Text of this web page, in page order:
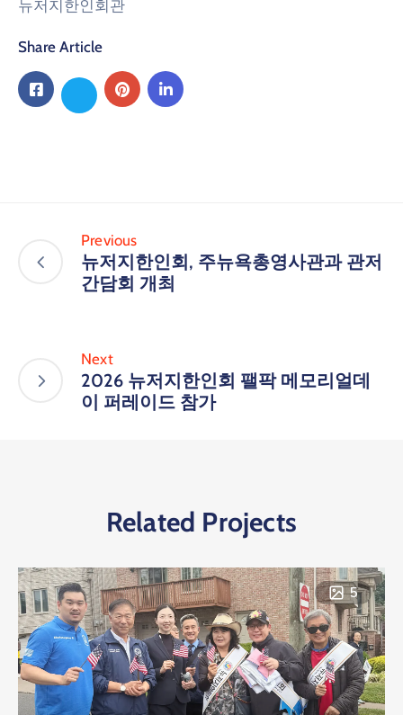
뉴저지한인회관
Share Article
Previous
뉴저지한인회, 주뉴욕총영사관과 관저
간담회 개최
Next
2026 뉴저지한인회 팰팍 메모리얼데
이 퍼레이드 참가
Related Projects
5